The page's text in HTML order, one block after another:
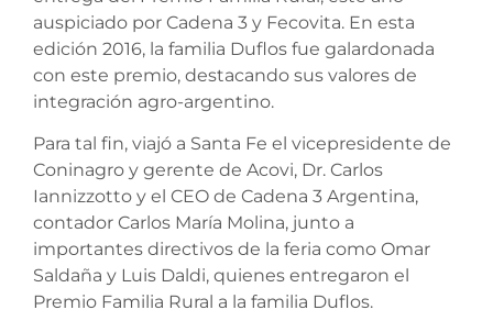
auspiciado por Cadena 3 y Fecovita. En esta
edición 2016, la familia Duflos fue galardonada
con este premio, destacando sus valores de
integración agro-argentino.
Para tal fin, viajó a Santa Fe el vicepresidente de
Coninagro y gerente de Acovi, Dr. Carlos
Iannizzotto y el CEO de Cadena 3 Argentina,
contador Carlos María Molina, junto a
importantes directivos de la feria como Omar
Saldaña y Luis Daldi, quienes entregaron el
Premio Familia Rural a la familia Duflos.